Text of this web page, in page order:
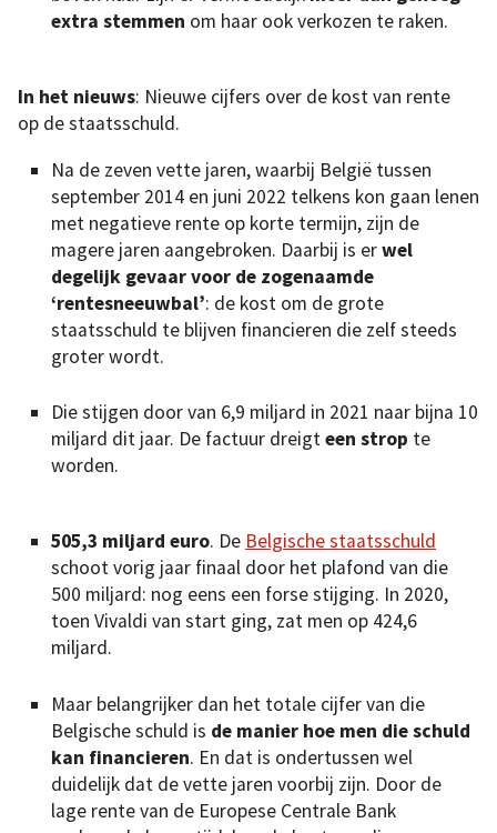
extra stemmen om haar ook verkozen te raken.
In het nieuws: Nieuwe cijfers over de kost van rente
op de staatsschuld.
Na de zeven vette jaren, waarbij België tussen
september 2014 en juni 2022 telkens kon gaan lenen
met negatieve rente op korte termijn, zijn de
magere jaren aangebroken. Daarbij is erwel
degelijk gevaar voor de zogenaamde
‘rentesneeuwbal’: de kost om de grote
staatsschuld te blijven financieren die zelf steeds
groter wordt.
Die stijgen door van 6,9 miljard in 2021 naar bijna 10
miljard dit jaar. De factuur dreigteen strop te
worden.
505,3 miljard euro. De Belgische staatsschuld
schoot vorig jaar finaal door het plafond van die
500 miljard: nog eens een forse stijging. In 2020,
toen Vivaldi van start ging, zat men op 424,6
miljard.
Maar belangrijker dan het totale cijfer van die
Belgische schuld is de manier hoe men die schuld
kan financieren. En dat is ondertussen wel
duidelijk dat de vette jaren voorbij zijn. Door de
lage rente van de Europese Centrale Bank